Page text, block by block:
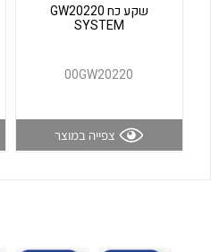
לכל מוצרי היצרן
שקע כח GW20220
SYSTEM
00GW20220
צפייה במוצר